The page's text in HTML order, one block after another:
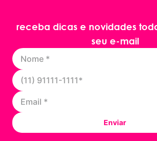
receba dicas e novidades
seu e-mail
Enviar